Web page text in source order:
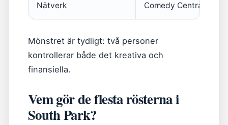
Nätverk Comedy Central
Mönstret är tydligt: två personer
kontrollerar både det kreativa och
finansiella.
Vem gör de flesta rösterna i
South Park?